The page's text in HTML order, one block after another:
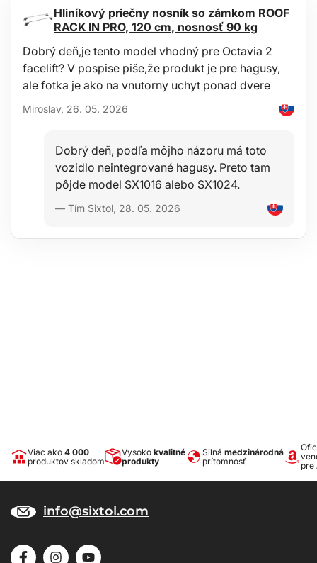
(1960-1976)
(1957-1968)
Ford
pick-up
Technické parametry:
Počet drážok na poloosi: 19
Závit upevňovacích skrutiek: 3/8"-16 UNRC
Servisná sada AVM: 4417
Hliníkový priečny nosník so zámkom ROOF
RACK IN PRO, 120 cm, nosnosť 90 kg
Dobrý deň,je tento model vhodný pre Octavia 2
facelift? V pospise piše,že produkt je pre hagusy,
ale fotka je ako na vnutorny uchyt ponad dvere
Miroslav, 26. 05. 2026
Dobrý deň, podľa môjho názoru má toto
vozidlo neintegrované hagusy. Preto tam
pôjde model SX1016 alebo SX1024.
— Tím Sixtol, 28. 05. 2026
Viac ako 4 000
produktov skladom
Vysoko kvalitné
produkty
Silná medzinárodná
prítomnosť
pre
info@sixtol.com